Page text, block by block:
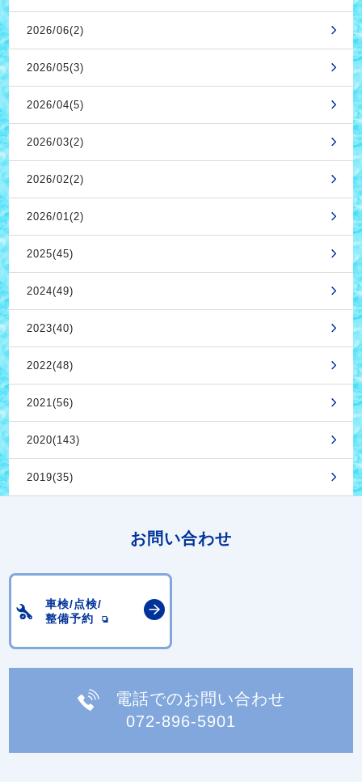
2026/06(2)
2026/05(3)
2026/04(5)
2026/03(2)
2026/02(2)
2026/01(2)
2025(45)
2024(49)
2023(40)
2022(48)
2021(56)
2020(143)
2019(35)
お問い合わせ
車検/点検/
整備予約
電話でのお問い合わせ
072-896-5901